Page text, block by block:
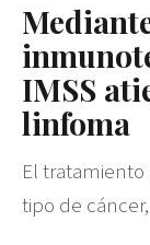
IMSS
linfoma
El
tipo de